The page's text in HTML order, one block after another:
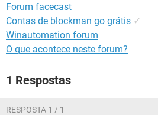
Forum facecast
Contas de blockman go grátis ✓
Winautomation forum
O que acontece neste forum?
1 Respostas
RESPOSTA 1 / 1